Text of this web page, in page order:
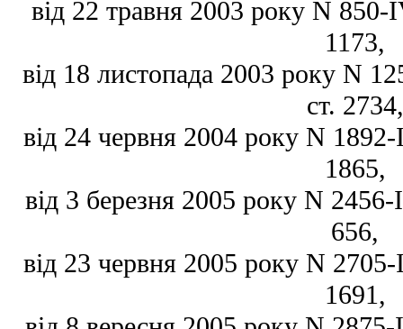
від 22 травня 2003 року N
1173,
від 18 листопада 2003 року N
ст. 2734,
від 24 червня 2004 року N
1865,
від 3 березня 2005 року N
656,
від 23 червня 2005 року N
1691,